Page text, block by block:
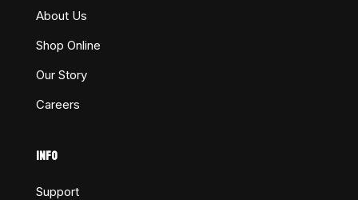
About Us
Shop Online
Our Story
Careers
INFO
Support